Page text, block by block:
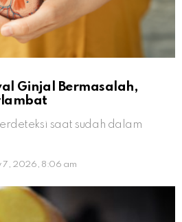
Ginjal Bermasalah,
saat sudah dalam
7, 2026, 8:06 am